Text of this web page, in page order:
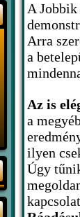
A
Arra
a
Az is
a
ilyen
Úgy